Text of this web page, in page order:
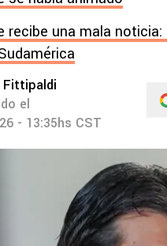
recibe una mala
Fittipaldi
el
- 13:35hs CST